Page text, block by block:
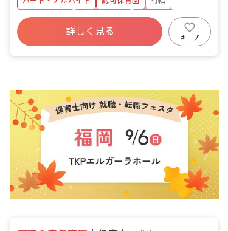
中の職員が多く、お子様の急な発熱など
にも柔軟に対応します。 ・有給休暇を取
得しやすい環境です。 ・定員120名の認
可園で、恵まれた自然の中で季節を感じ
ながら、子どもたちの成長を見守る保育
あり ■園庭有無：あり
昇給昇進あり
社会福祉法人
車通勤可
設備充実
家庭都合休OK
詳しく見る
キープ